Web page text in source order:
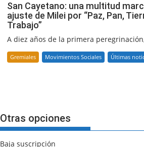
San Cayetano: una multitud
ajuste de Milei por “Paz, Pan,
Trabajo”
A diez años de la primera
Gremiales Movimientos Sociales Últimas
Otras opciones
Baja suscripción